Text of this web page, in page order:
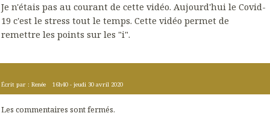
Je n'étais pas au courant de cette vidéo. Aujourd'hui le Covid-
19 c'est le stress tout le temps. Cette vidéo permet de
remettre les points sur les "i".
Écrit par : Renée 16h40 -jeudi 30 avril 2020
Les commentaires sont fermés.